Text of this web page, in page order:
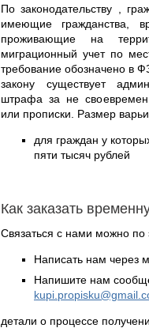
По законодательству ,
имеющие гражданства,
проживающие на
миграционный учет по
требование обозначено в
закону существует
штрафа за не
или прописки. Размер
для граждан у
пяти тысяч рублей
Как заказать
Связаться с нами можно по
Написать нам через
Напишите нам
детали о процессе